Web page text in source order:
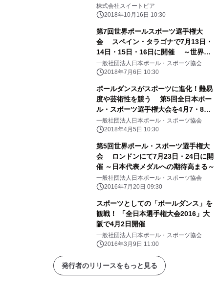
クレオ大阪中央ホールにて11月3日開
催
株式会社スイートピア
2018年10月16日 10:30
第7回世界ポールスポーツ選手権大
会 スペイン・タラゴナで7月13日・
14日・15日・16日に開催 ～世界最
高得点「小西沙和ちゃん」メダルへの
期待高まる～
一般社団法人日本ポール・スポーツ協会
2018年7月6日 10:30
ポールダンスがスポーツに進化！難易
度や芸術性を競う 第5回全日本ポー
ル・スポーツ選手権大会を4月7・8日
に高知で開催
一般社団法人日本ポール・スポーツ協会
2018年4月5日 10:30
第5回世界ポール・スポーツ選手権大
会 ロンドンにて7月23日・24日に開
催 ～日本代表メダルへの期待高まる～
一般社団法人日本ポール・スポーツ協会
2016年7月20日 09:30
スポーツとしての「ポールダンス」を
観戦！ 「全日本選手権大会2016」大
阪で4月2日開催
一般社団法人日本ポール・スポーツ協会
2016年3月9日 11:00
発行者のリリースをもっと見る